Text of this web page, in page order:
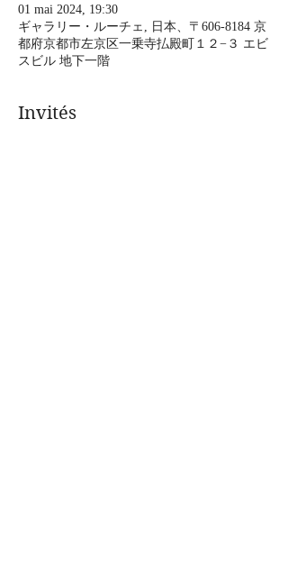
01 mai 2024, 19:30
ギャラリー・ルーチェ, 日本、〒606-8184 京
都府京都市左京区一乗寺払殿町１２−３ エビ
スビル 地下一階
Invités